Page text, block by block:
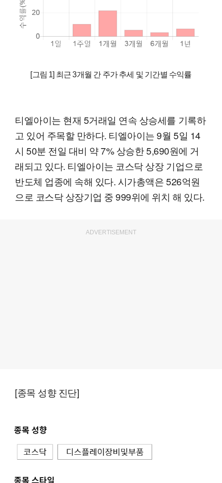
[그림 1] 최근 3개월 간 주가 추세 및 기간별 수익률
티엘아이는 현재 5거래일 연속 상승세를 기록하
고 있어 주목할 만하다. 티엘아이는 9월 5일 14
시 50분 전일 대비 약 7% 상승한 5,690원에 거
래되고 있다. 티엘아이는 코스닥 상장 기업으로
반도체 업종에 속해 있다. 시가총액은 526억원
으로 코스닥 상장기업 중 999위에 위치 해 있다.
ADVERTISEMENT
[종목 성향 진단]